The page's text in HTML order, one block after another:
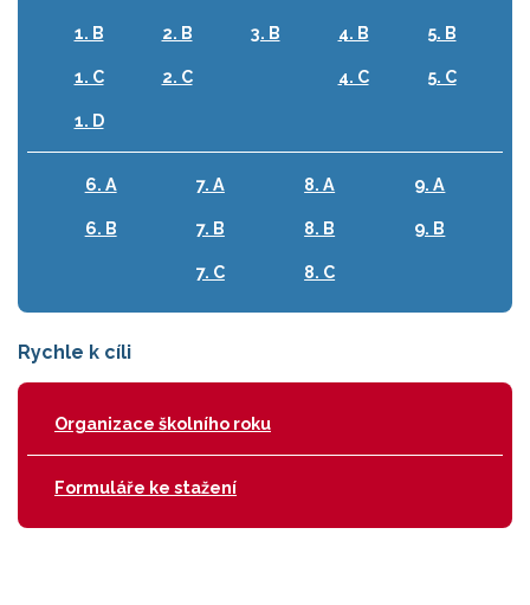
1. B
1. C
1. D
2. B
2. C
3. B 4. B
4. C
5. B
5. C
6. A
6. B
7. A
7. B
7. C
8. A
8. B
8. C
9. A
9. B
Rychle k cíli
Organizace školního roku
Formuláře ke stažení